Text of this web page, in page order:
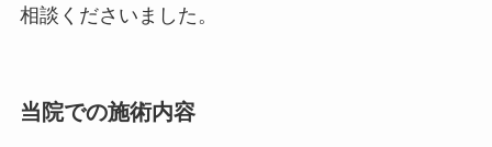
相談くださいました。
当院での施術内容